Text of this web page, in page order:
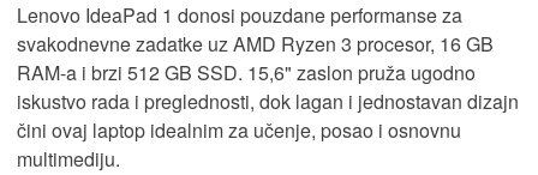
Lenovo IdeaPad 1 donosi pouzdane performanse za
svakodnevne zadatke uz AMD Ryzen 3 procesor, 16 GB
RAM-a i brzi 512 GB SSD. 15,6" zaslon pruža ugodno
iskustvo rada i preglednosti, dok lagan i jednostavan dizajn
čini ovaj laptop idealnim za učenje, posao i osnovnu
multimediju.